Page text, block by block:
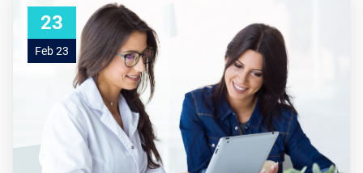
23
Feb 23